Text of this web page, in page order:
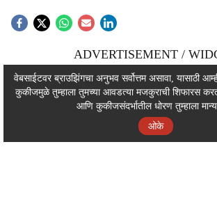
ADVERTISEMENT /
ADVERTISEMENT /
ADVERTISEMENT /
वेबसाईटवर ब्राउझिंगचा अनुभव सर्वोत्तम असावा, यासाठी
कुकीजमुळे तुम्हाला तुमच्या आवडत्या मजकुराची शिफारस
आणि कुकीजसंदर्भातील धोरण तुम्हाला
ओके